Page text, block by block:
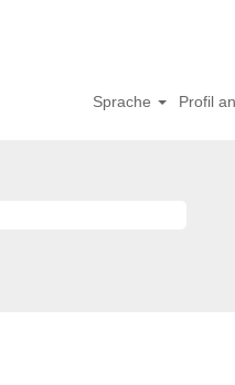
Sprache Profil